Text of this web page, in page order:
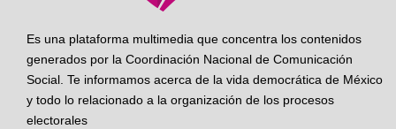
Es una plataforma multimedia que concentra los contenidos
generados por la Coordinación Nacional de Comunicación
Social. Te informamos acerca de la vida democrática de México
y todo lo relacionado a la organización de los procesos
electorales